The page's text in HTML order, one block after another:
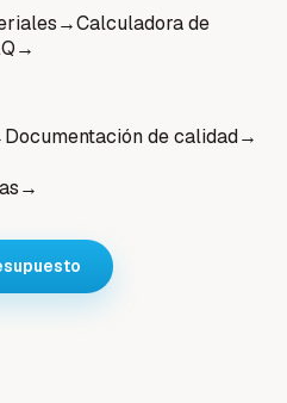
→Calculadora de
→
Documentación de calidad→
→